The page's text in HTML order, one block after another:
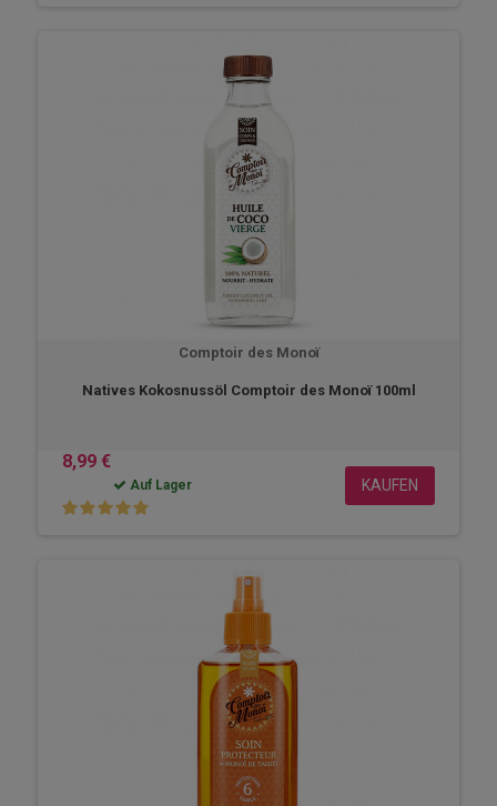
Comptoir des Monoï
Natives Kokosnussöl Comptoir des Monoï 100ml
8,99 €
Auf Lager KAUFEN